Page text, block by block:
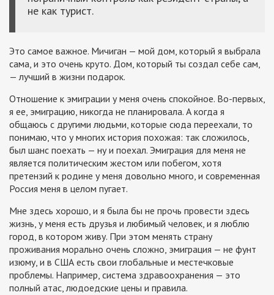
не как турист.
Это самое важное. Мичиган — мой дом, который я выбрала
сама, и это очень круто. Дом, который ты создал себе сам,
— лучший в жизни подарок.
Отношение к эмиграции у меня очень спокойное. Во-первых,
я ее, эмиграцию, никогда не планировала. А когда я
общаюсь с другими людьми, которые сюда переехали, то
понимаю, что у многих история похожая: так сложилось,
был шанс поехать — ну и поехал. Эмиграция для меня не
является политическим жестом или побегом, хотя
претензий к родине у меня довольно много, и современная
Россия меня в целом пугает.
Мне здесь хорошо, и я была бы не прочь провести здесь
жизнь, у меня есть друзья и любимый человек, и я люблю
город, в котором живу. При этом менять страну
проживания морально очень сложно, эмиграция — не фунт
изюму, и в США есть свои глобальные и местечковые
проблемы. Например, система здравоохранения — это
полный атас, людоедские цены и правила.